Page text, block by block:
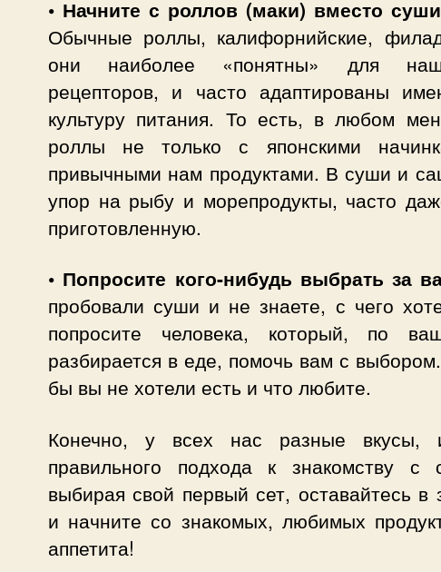
• Начните с роллов (маки) вместо
Обычные роллы, калифорнийские,
они наиболее «понятны» для
рецепторов, и часто адаптированы
культуру питания. То есть, в любом
роллы не только с японскими
привычными нам продуктами. В суши и
упор на рыбу и морепродукты, часто
приготовленную.
• Попросите кого-нибудь выбрать за
пробовали суши и не знаете, с чего
попросите человека, который, по
разбирается в еде, помочь вам с
бы вы не хотели есть и что любите.
Конечно, у всех нас разные вкусы,
правильного подхода к знакомству с
выбирая свой первый сет, оставайтесь в
и начните со знакомых, любимых
аппетита!